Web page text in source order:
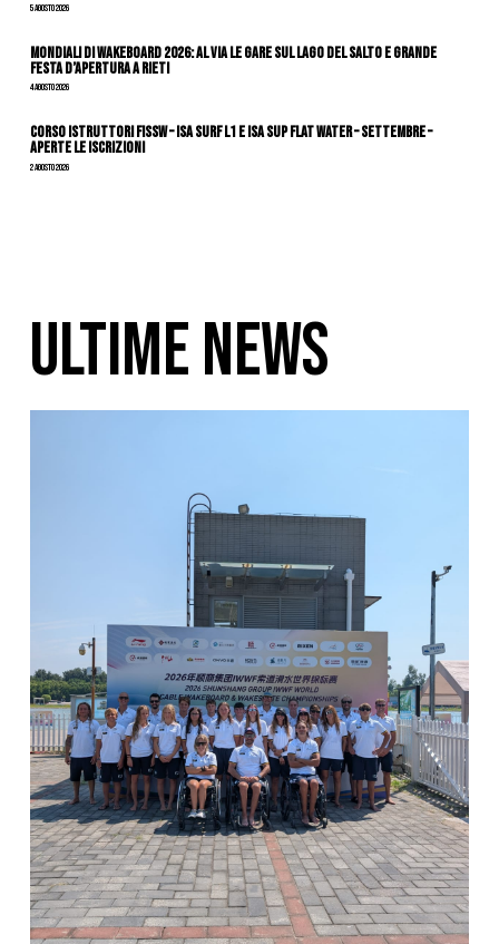
5 Agosto 2026
Mondiali di Wakeboard 2026: al via le gare sul Lago del Salto e grande
festa d’apertura a Rieti
4 Agosto 2026
CORSO ISTRUTTORI FISSW – ISA SURF L1 e ISA SUP Flat Water – SETTEMBRE –
APERTE LE ISCRIZIONI
2 Agosto 2026
ULTIME NEWS